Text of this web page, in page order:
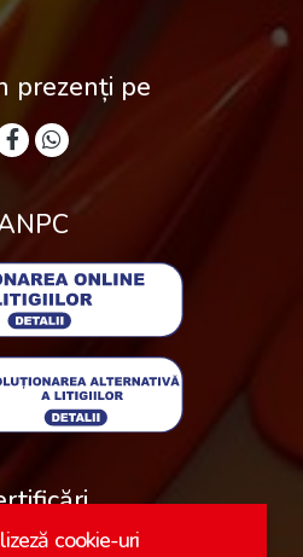
prezenți pe
cookie-uri